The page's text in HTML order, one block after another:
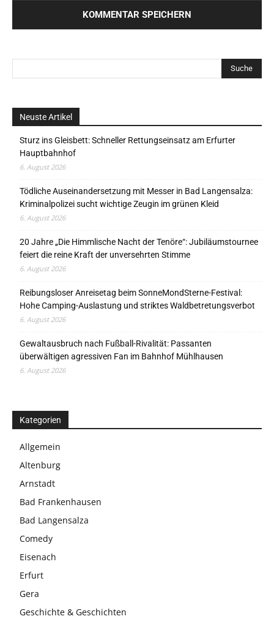
Neuste Artikel
Sturz ins Gleisbett: Schneller Rettungseinsatz am Erfurter
Hauptbahnhof
6. August 2026
Tödliche Auseinandersetzung mit Messer in Bad Langensalza:
Kriminalpolizei sucht wichtige Zeugin im grünen Kleid
6. August 2026
20 Jahre „Die Himmlische Nacht der Tenöre“: Jubiläumstournee
feiert die reine Kraft der unversehrten Stimme
6. August 2026
Reibungsloser Anreisetag beim SonneMondSterne-Festival:
Hohe Camping-Auslastung und striktes Waldbetretungsverbot
6. August 2026
Gewaltausbruch nach Fußball-Rivalität: Passanten
überwältigen agressiven Fan im Bahnhof Mühlhausen
6. August 2026
Kategorien
Allgemein
Altenburg
Arnstadt
Bad Frankenhausen
Bad Langensalza
Comedy
Eisenach
Erfurt
Gera
Geschichte & Geschichten